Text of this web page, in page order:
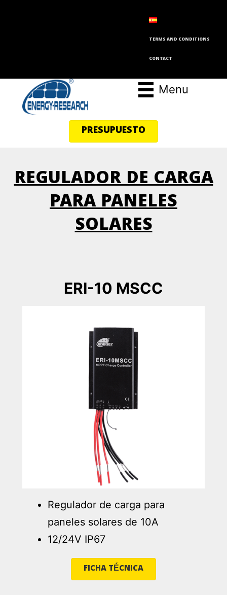
TERMS AND CONDITIONS
CONTACT
Menu
PRESUPUESTO
REGULADOR DE CARGA
PARA PANELES
SOLARES
ERI-10 MSCC
Regulador de carga para
paneles solares de 10A
12/24V IP67
FICHA TÉCNICA